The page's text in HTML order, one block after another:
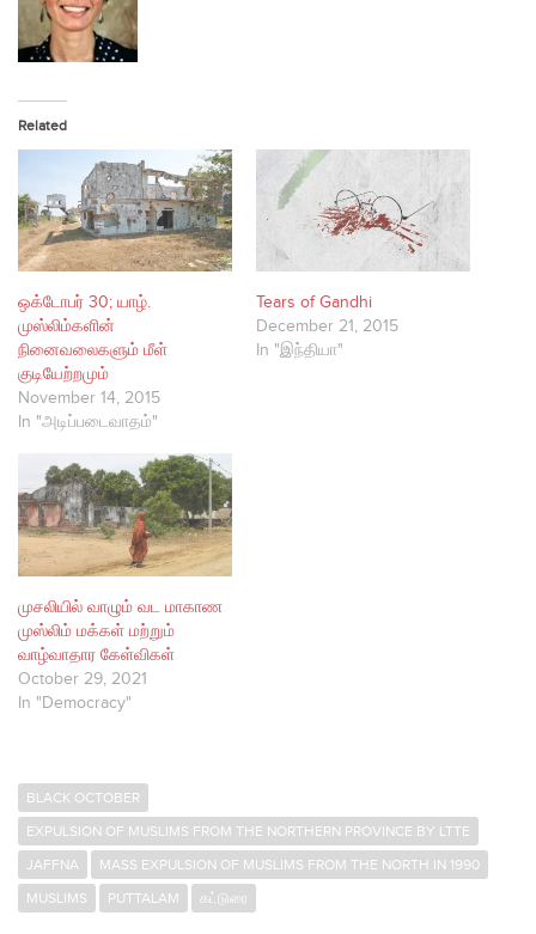
Related
ஒக்டோபர் 30; யாழ்.
முஸ்லிம்களின்
நினைவலைகளும் மீள்
குடியேற்றமும்
November 14, 2015
In "அடிப்படைவாதம்"
Tears of Gandhi
December 21, 2015
In "இந்தியா"
முசலியில் வாழும் வட மாகாண
முஸ்லிம் மக்கள் மற்றும்
வாழ்வாதார கேள்விகள்
October 29, 2021
In "Democracy"
BLACK OCTOBER
EXPULSION OF MUSLIMS FROM THE NORTHERN PROVINCE BY LTTE
JAFFNA
MASS EXPULSION OF MUSLIMS FROM THE NORTH IN 1990
MUSLIMS
PUTTALAM கட்டுரை